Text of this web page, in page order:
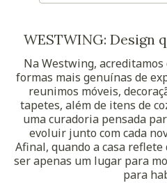
WESTWING: Design
Na Westwing, acreditamos
formas mais genuínas de
reunimos móveis,
tapetes, além de itens de
uma curadoria pensada
evoluir junto com cada
Afinal, quando a casa reflete
ser apenas um lugar para
para